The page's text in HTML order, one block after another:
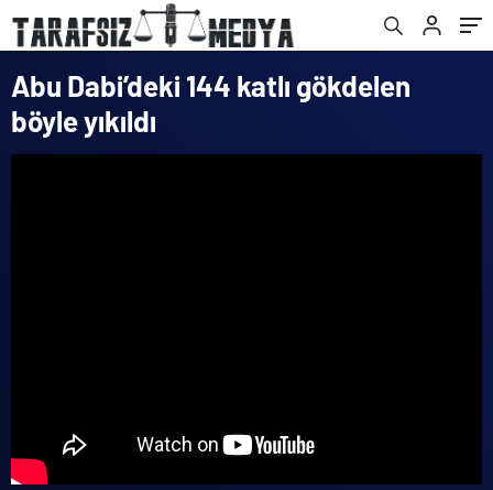
Abu Dabi’deki 144 katlı gökdelen
böyle yıkıldı